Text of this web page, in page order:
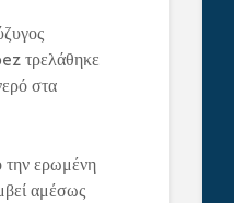
τρελάθηκε
στα
την ερωμένη
αμέσως